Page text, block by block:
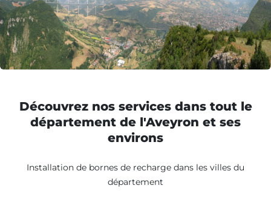
Découvrez nos services dans tout le
département de l'Aveyron et ses
environs
Installation de bornes de recharge dans les villes du
département